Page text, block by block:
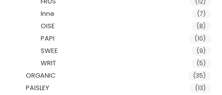
Inne (7)
OISE (8)
PAPI (10)
SWEE (9)
WRIT (5)
ORGANIC (35)
PAISLEY (13)